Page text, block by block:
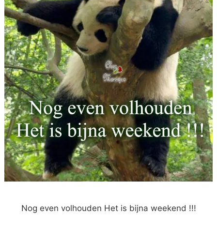
Nog even volhouden Het is bijna weekend !!!